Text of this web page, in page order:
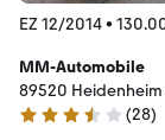
EZ 12/2014•
MM-Automobile
89520
3.3 Sterne
(28)